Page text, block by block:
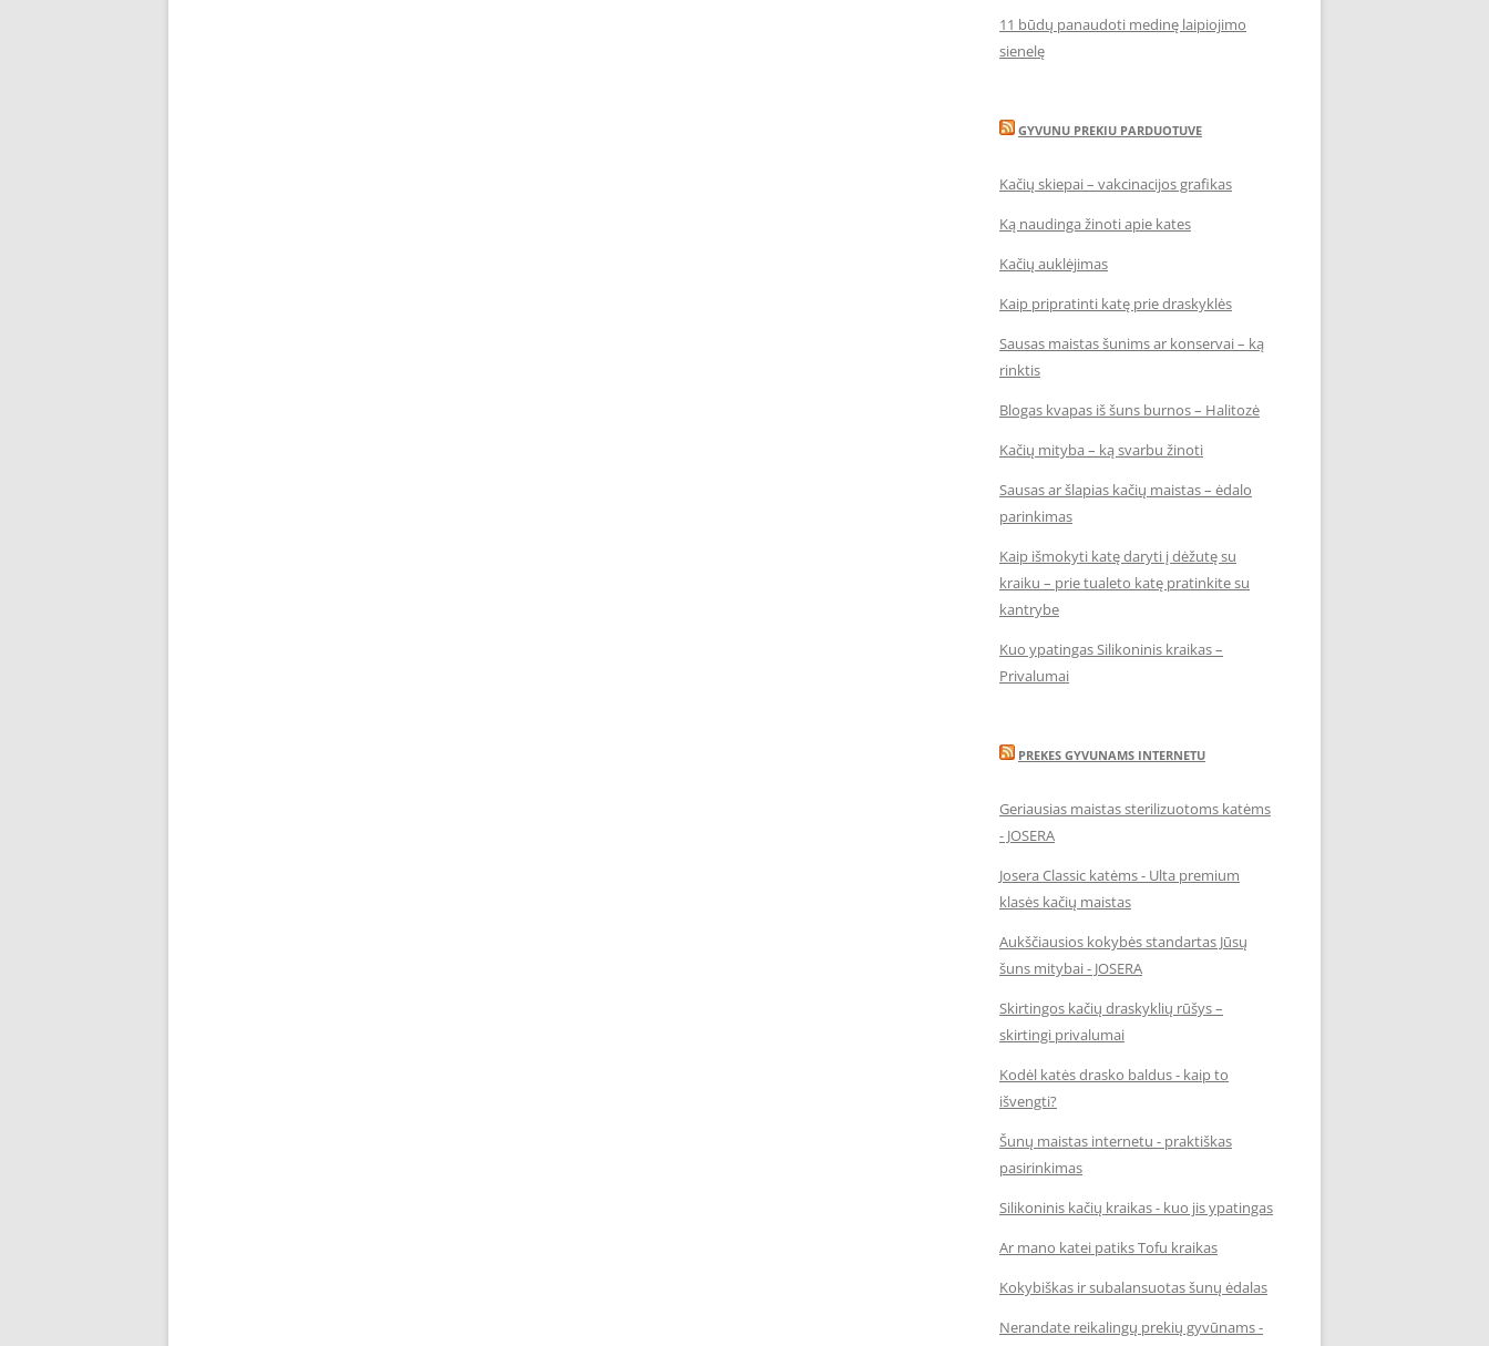
11 būdų panaudoti medinę laipiojimo
sienelę
GYVUNU PREKIU PARDUOTUVE
Kačių skiepai – vakcinacijos grafikas
Ką naudinga žinoti apie kates
Kačių auklėjimas
Kaip pripratinti katę prie draskyklės
Sausas maistas šunims ar konservai – ką
rinktis
Blogas kvapas iš šuns burnos – Halitozė
Kačių mityba – ką svarbu žinoti
Sausas ar šlapias kačių maistas – ėdalo
parinkimas
Kaip išmokyti katę daryti į dėžutę su
kraiku – prie tualeto katę pratinkite su
kantrybe
Kuo ypatingas Silikoninis kraikas –
Privalumai
PREKES GYVUNAMS INTERNETU
Geriausias maistas sterilizuotoms katėms
- JOSERA
Josera Classic katėms - Ulta premium
klasės kačių maistas
Aukščiausios kokybės standartas Jūsų
šuns mitybai - JOSERA
Skirtingos kačių draskyklių rūšys –
skirtingi privalumai
Kodėl katės drasko baldus - kaip to
išvengti?
Šunų maistas internetu - praktiškas
pasirinkimas
Silikoninis kačių kraikas - kuo jis ypatingas
Ar mano katei patiks Tofu kraikas
Kokybiškas ir subalansuotas šunų ėdalas
Nerandate reikalingų prekių gyvūnams -